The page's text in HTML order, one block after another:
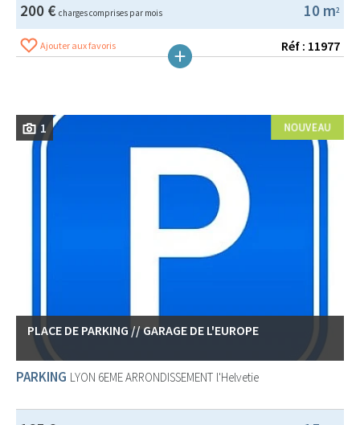
10 m2
200 € charges comprises par mois
Ajouter aux favoris Réf : 11977
1
PLACE DE PARKING // GARAGE DE L'EUROPE
PARKING LYON 6EME ARRONDISSEMENT l'Helvetie